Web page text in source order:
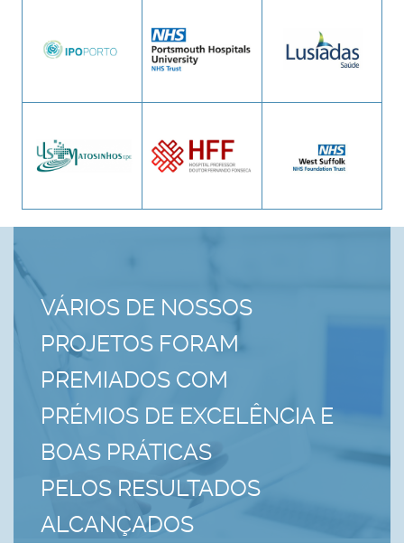
VÁRIOS DE NOSSOS
PROJETOS FORAM
PREMIADOS COM
PRÉMIOS DE EXCELÊNCIA E
BOAS PRÁTICAS
PELOS RESULTADOS
ALCANÇADOS